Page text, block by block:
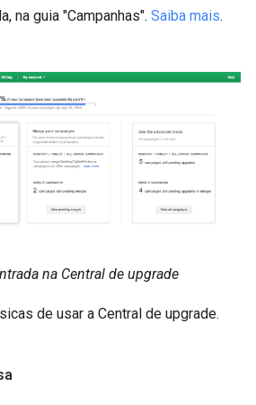
na guia "Campanhas". Saiba mais.
na Central de upgrade
de usar a Central de upgrade.